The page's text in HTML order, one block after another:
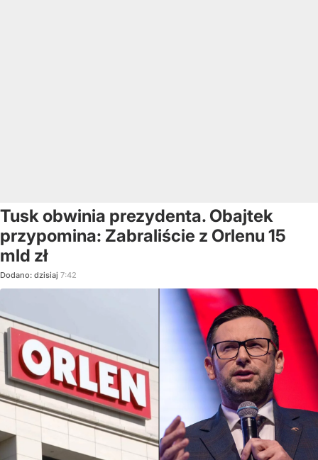
Tusk obwinia prezydenta. Obajtek
przypomina: Zabraliście z Orlenu 15
mld zł
Dodano: dzisiaj 7:42